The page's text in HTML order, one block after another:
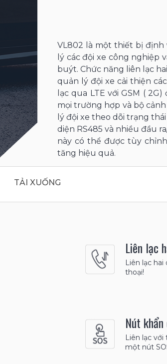
VL802 là một thiết bị định
lý các đội xe công nghiệp
buýt. Chức năng liên lạc
quản lý đội xe cải thiện
lạc qua LTE với GSM (
mọi trường hợp và bộ
lý đội xe theo dõi trạng
diện RS485 và nhiều đầu
này có thể được tùy
tăng hiệu quả.
TẢI XUỐNG
Liên lạc
Liên lạc
thoại!
Nút
Liên lạc
một nút